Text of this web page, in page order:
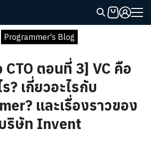
Programmer's Blog
ตอนที่ 3] VC คือ
ร? เกี่ยวอะไรกับ
และเรื่องราวของ
ริษัท Invent